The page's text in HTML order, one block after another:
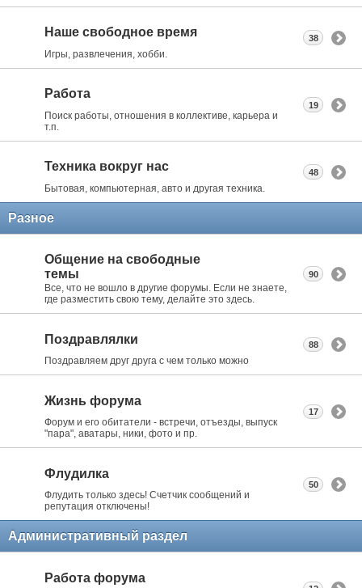
Наше свободное время
Игры, развлечения, хобби.
38
Работа
Поиск работы, отношения в коллективе, карьера и
т.п.
19
Техника вокруг нас
Бытовая, компьютерная, авто и другая техника.
48
Разное
Общение на свободные
темы
Все, что не вошло в другие форумы. Если не знаете,
где разместить свою тему, делайте это здесь.
90
Поздравлялки
Поздравляем друг друга с чем только можно
88
Жизнь форума
Форум и его обитатели - встречи, отъезды, выпуск
"пара", аватары, ники, фото и пр.
17
Флудилка
Флудить только здесь! Счетчик сообщений и
репутация отключены!
50
Административный раздел
Работа форума